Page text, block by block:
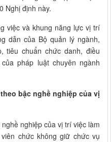
Nghị định này.
việc và khung năng lực vị trí
dẫn của Bộ quản lý ngành,
tiêu chuẩn chức danh, điều
pháp luật chuyên ngành
bậc nghề nghiệp của vị
nghiệp của vị trí việc làm
chức không giữ chức vụ